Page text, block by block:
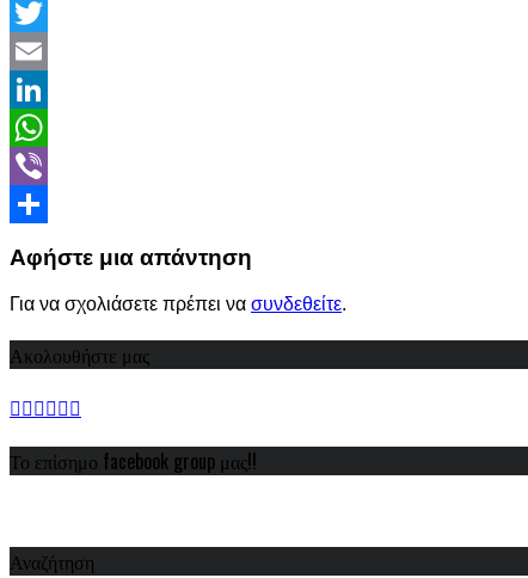
Facebook
Twitter
Email
LinkedIn
WhatsApp
Viber
Αφήστε μια απάντηση
Για να σχολιάσετε πρέπει να συνδεθείτε.
Ακολουθήστε μας
Το επίσημο facebook group μας!!
Αναζήτηση